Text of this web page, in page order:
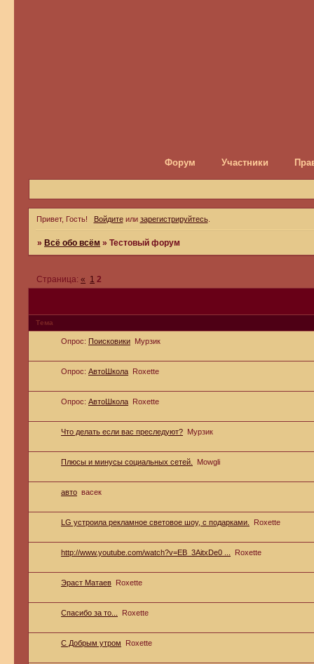
Форум Участники
Привет, Гость! Войдитеили зарегистрируйтесь.
» Всё обо всём »Тестовый форум
Страница:« 1 2
Тема
Опрос: Поисковики Мурзик
Опрос: АвтоШкола Roxette
Опрос: АвтоШкола Roxette
Что делать если вас преследуют? Мурзик
Плюсы и минусы социальных сетей. Mowgli
авто васек
LG устроила рекламное световое шоу, с подарками. Roxette
http://www.youtube.com/watch?v=EB_3AitxDe0 ... Roxette
Эраст Матаев Roxette
Спасибо за то... Roxette
С Добрым утром Roxette